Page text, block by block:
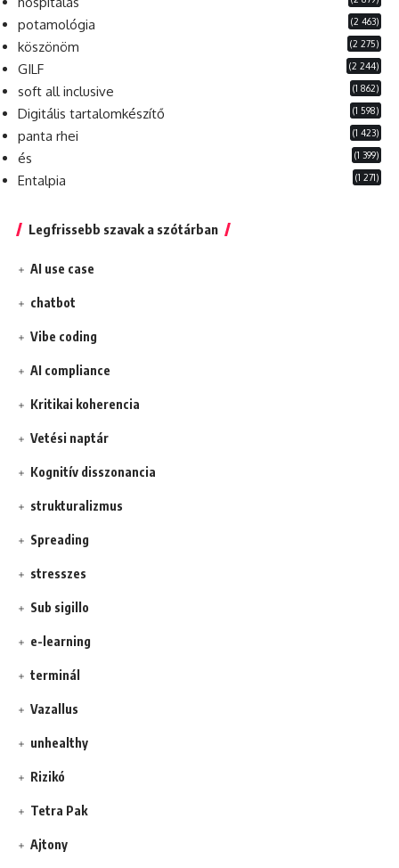
potamológia (2 463)
köszönöm (2 275)
GILF (2 244)
soft all inclusive (1 862)
Digitális tartalomkészítő (1 598)
panta rhei (1 423)
és (1 399)
Entalpia (1 271)
Legfrissebb szavak a szótárban
AI use case
chatbot
Vibe coding
AI compliance
Kritikai koherencia
Vetési naptár
Kognitív disszonancia
strukturalizmus
Spreading
stresszes
Sub sigillo
e-learning
terminál
Vazallus
unhealthy
Rizikó
Tetra Pak
Ajtony